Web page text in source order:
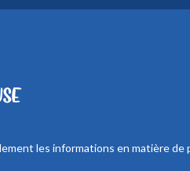
les informations en matière